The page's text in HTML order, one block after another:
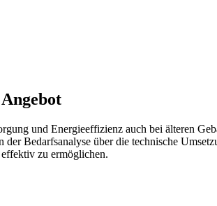
und Energieeffizienz auch bei älteren
Bedarfsanalyse über die technische
zu ermöglichen.